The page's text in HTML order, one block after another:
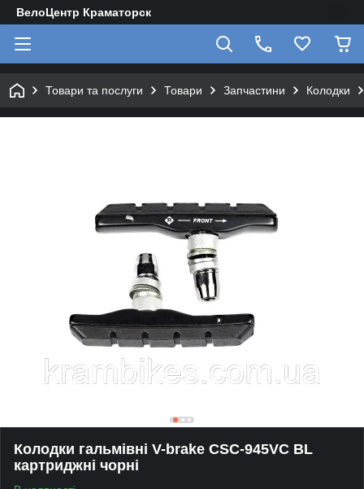
ВелоЦентр Краматорск
Товари та послуги Товари Запчастини Колодки
Колодки гальмівні V-brake CSC-945VC BL
картриджні чорні